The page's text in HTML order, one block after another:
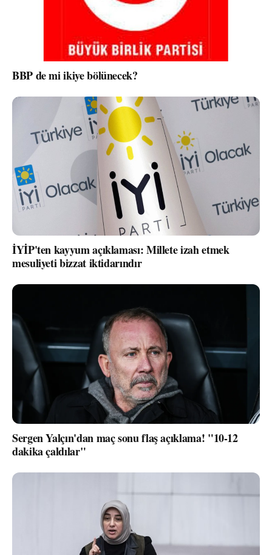
BBP de mi ikiye bölünecek?
İYİP'ten kayyum açıklaması: Millete izah etmek
mesuliyeti bizzat iktidarındır
Sergen Yalçın'dan maç sonu flaş açıklama! "10-12
dakika çaldılar"